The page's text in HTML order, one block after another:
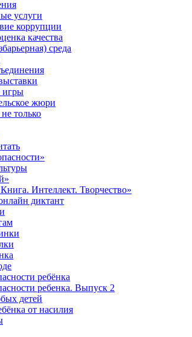
услуги
коррупции
качества
среда
игры
жюри
только
Интеллект. Творчество»
диктант
ребёнка
ребенка. Выпуск 2
детей
от насилия